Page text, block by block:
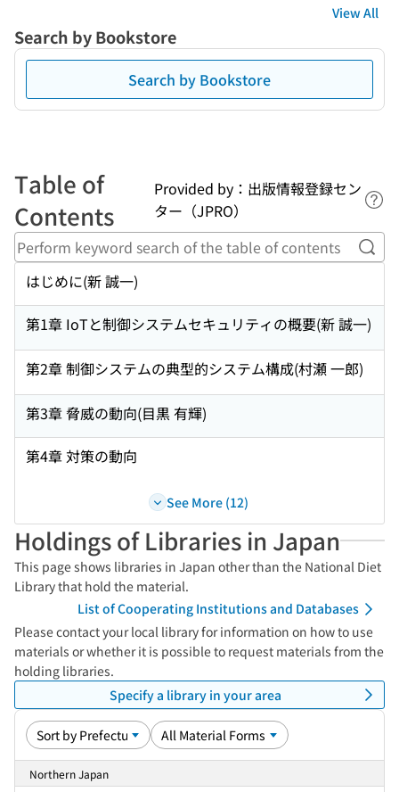
View All
Search by Bookstore
Search by Bookstore
Table of
Contents
Provided by：出版情報登録セン
ター（JPRO）
はじめに(新 誠一)
第1章 IoTと制御システムセキュリティの概要(新 誠一)
第2章 制御システムの典型的システム構成(村瀬 一郎)
第3章 脅威の動向(目黒 有輝)
第4章 対策の動向
See More (12)
Holdings of Libraries in Japan
This page shows libraries in Japan other than the National Diet
Library that hold the material.
List of Cooperating Institutions and Databases
Please contact your local library for information on how to use
materials or whether it is possible to request materials from the
holding libraries.
Specify a library in your area
Northern Japan